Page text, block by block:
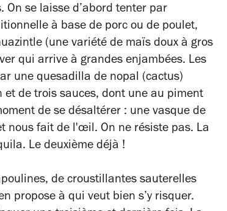
se laisse d’abord tenter par
à base de porc ou de poulet,
(une variété de maïs doux à gros
qui arrive à grandes enjambées. Les
une quesadilla de nopal (cactus)
et de trois sauces, dont une au piment
de se désaltérer : une vasque de
nous fait de l'œil. On ne résiste pas. La
Le deuxième déjà !
de croustillantes sauterelles
propose à qui veut bien s’y risquer.